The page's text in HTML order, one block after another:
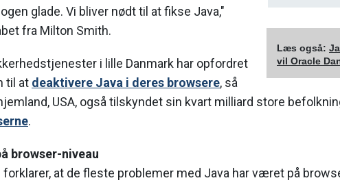
Læs også:
vil Oracle
glade. Vi bliver nødt til at fikse Java,"
fra Milton Smith.
i lille Danmark har opfordret
til at deaktivere Java i deres browsere, så
USA, også tilskyndet sin kvart milliard store
.
browser-niveau
at de fleste problemer med Java har været på